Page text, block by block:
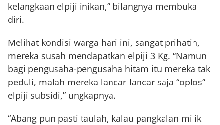
kelangkaan elpiji inikan,” bilangnya membuka
diri.
Melihat kondisi warga hari ini, sangat prihatin,
mereka susah mendapatkan elpiji 3 Kg. “Namun
bagi pengusaha-pengusaha hitam itu mereka tak
peduli, malah mereka lancar-lancar saja “oplos”
elpiji subsidi,” ungkapnya.
“Abang pun pasti taulah, kalau pangkalan milik